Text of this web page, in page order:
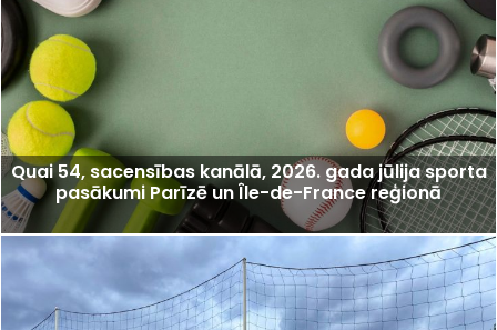
Quai 54, sacensības kanālā, 2026. gada jūlija sporta
pasākumi Parīzē un Île-de-France reģionā